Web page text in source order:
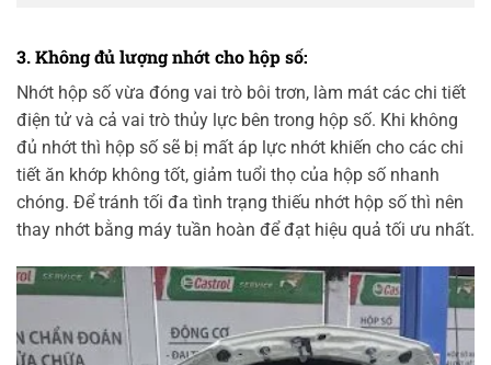
3. Không đủ lượng nhớt cho hộp số:
Nhớt hộp số vừa đóng vai trò bôi trơn, làm mát các chi tiết
điện tử và cả vai trò thủy lực bên trong hộp số. Khi không
đủ nhớt thì hộp số sẽ bị mất áp lực nhớt khiến cho các chi
tiết ăn khớp không tốt, giảm tuổi thọ của hộp số nhanh
chóng. Để tránh tối đa tình trạng thiếu nhớt hộp số thì nên
thay nhớt bằng máy tuần hoàn để đạt hiệu quả tối ưu nhất.